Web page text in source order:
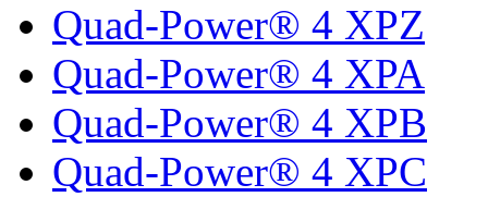
Quad-Power® 4 XPZ
Quad-Power® 4 XPA
Quad-Power® 4 XPB
Quad-Power® 4 XPC